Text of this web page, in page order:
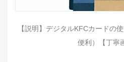
【説明】デジタルKFCカードの
便利）【丁寧